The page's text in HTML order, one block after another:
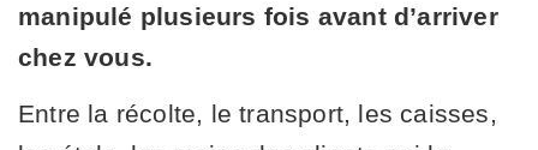
manipulé plusieurs fois avant d’arriver
chez vous.
Entre la récolte, le transport, les caisses,